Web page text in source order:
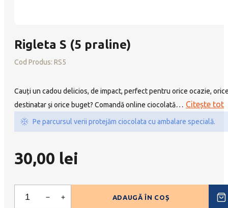
Rigleta S (5 praline)
Cod Produs: RS5
Cauți un cadou delicios, de impact, perfect pentru orice ocazie,
destinatar și orice buget? Comandă online ciocolată… Citește tot
Pe parcursul verii protejăm ciocolata cu ambalare specială.
30,00 lei
Rigleta
ADAUGĂ ÎN COȘ